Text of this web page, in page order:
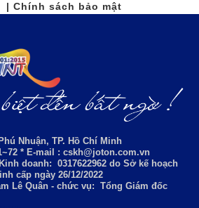
Chính sách bảo mật
Nhuận, TP. Hồ Chí Minh
* E-mail : cskh@joton.com.vn
doanh: 0317622962 do Sở kế hoạch
cấp ngày 26/12/2022
Lê Quân - chức vụ: Tổng Giám đốc